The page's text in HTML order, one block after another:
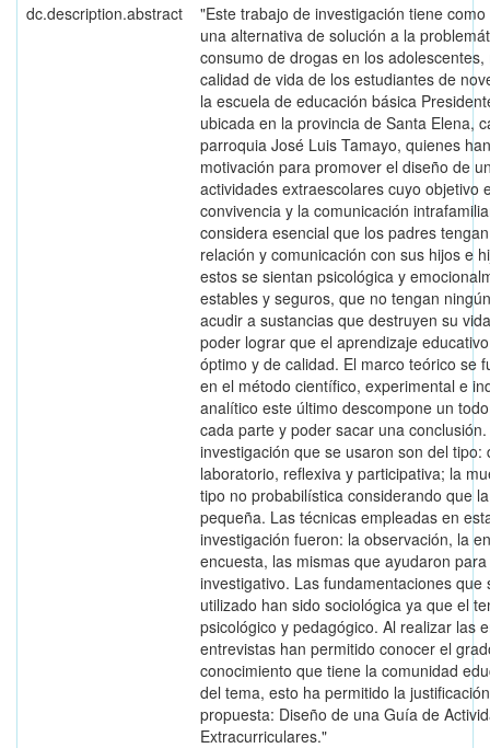
dc.description.abstract
"Este trabajo de investigación tiene
una alternativa de solución a la
consumo de drogas en los
calidad de vida de los estudiantes de
la escuela de educación básica
ubicada en la provincia de Santa Elena,
parroquia José Luis Tamayo, quienes
motivación para promover el diseño de
actividades extraescolares cuyo objetivo
convivencia y la comunicación
considera esencial que los padres
relación y comunicación con sus hijos e
estos se sientan psicológica y
estables y seguros, que no tengan
acudir a sustancias que destruyen su
poder lograr que el aprendizaje
óptimo y de calidad. El marco teórico se
en el método científico, experimental e
analítico este último descompone un
cada parte y poder sacar una
investigación que se usaron son del tipo:
laboratorio, reflexiva y participativa; la
tipo no probabilística considerando que
pequeña. Las técnicas empleadas en
investigación fueron: la observación, la
encuesta, las mismas que ayudaron
investigativo. Las fundamentaciones que
utilizado han sido sociológica ya que el
psicológico y pedagógico. Al realizar las
entrevistas han permitido conocer el
conocimiento que tiene la comunidad
del tema, esto ha permitido la
propuesta: Diseño de una Guía de
Extracurriculares."